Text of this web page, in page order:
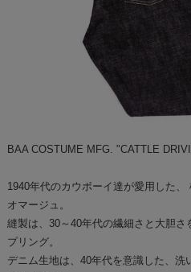
BAA COSTUME MFG. "CATTLE
1940年代のカウボーイ達が愛用した
オマージュ。
縫製は、30～40年代の繊細さと大胆
プリング。
デニム生地は、40年代を意識した、